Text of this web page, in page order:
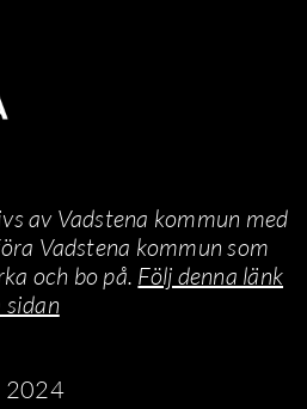
av Vadstena kommun med
Vadstena kommun som
och bo på. Följ denna länk
2024